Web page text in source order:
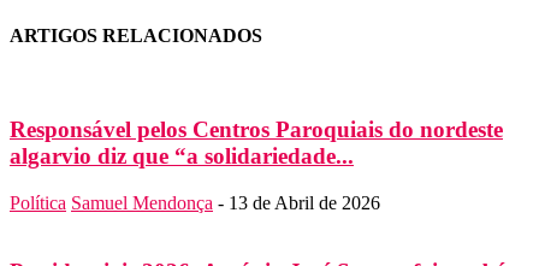
ARTIGOS RELACIONADOS
Responsável pelos Centros Paroquiais do nordeste
algarvio diz que “a solidariedade...
Política Samuel Mendonça - 13 de Abril de 2026